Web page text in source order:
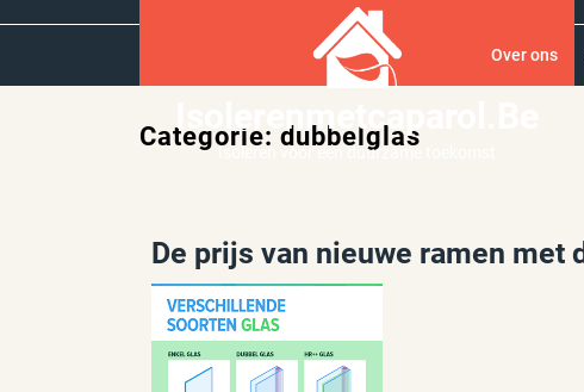
Isolerenmetcaparol.be
Isoleren voor een duurzame toekomst
Over ons
Categorie: dubbelglas
De prijs van nieuwe ramen met